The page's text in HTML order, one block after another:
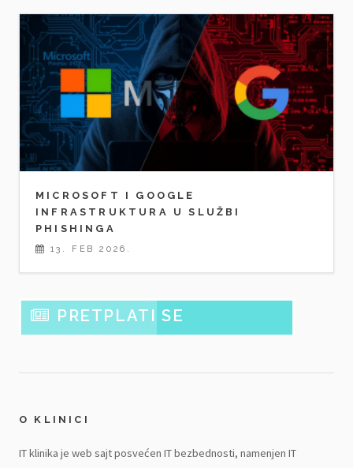
MICROSOFT I GOOGLE
INFRASTRUKTURA U SLUŽBI
PHISHINGA
13. FEB 2026.
PRETPLATI SE
O KLINICI
IT klinika je web sajt posvećen IT bezbednosti, namenjen IT